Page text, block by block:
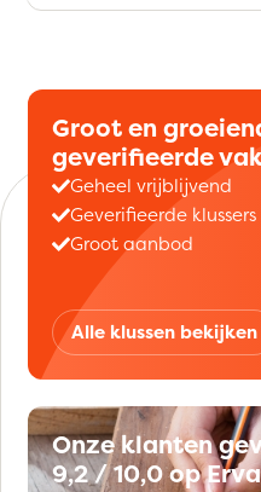
Groot en
geverifieerde
Geheel vrijblijvend
Geverifieerde klussers
Groot aanbod
Alle klussen bekijken
Onze klanten
9,2 / 10,0 op